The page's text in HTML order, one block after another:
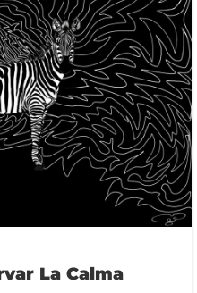
La Calma